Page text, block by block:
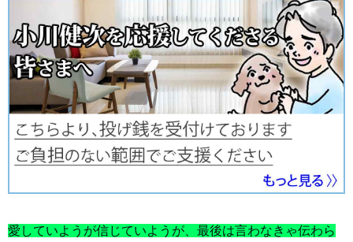
愛していようが信じていようが、最後は言わなきゃ伝わら